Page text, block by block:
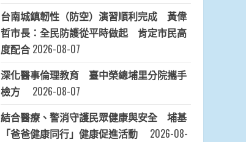
台南城鎮韌性（防空）演習順利完成 黃偉
哲市長：全民防護從平時做起 肯定市民高
度配合 2026-08-07
深化醫事倫理教育 臺中榮總埔里分院攜手
檢方
2026-08-07
結合醫療、警消守護民眾健康與安全 埔基
「爸爸健康同行」健康促進活動
2026-08-